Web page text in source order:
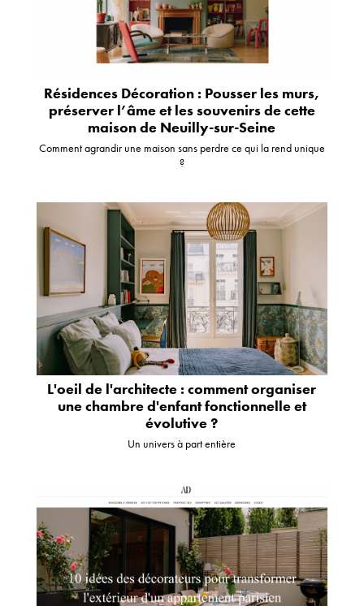
Résidences Décoration : Pousser les murs,
préserver l’âme et les souvenirs de cette
maison de Neuilly-sur-Seine
Comment agrandir une maison sans perdre ce qui la rend unique
?
L'oeil de l'architecte : comment organiser
une chambre d'enfant fonctionnelle et
évolutive ?
Un univers à part entière